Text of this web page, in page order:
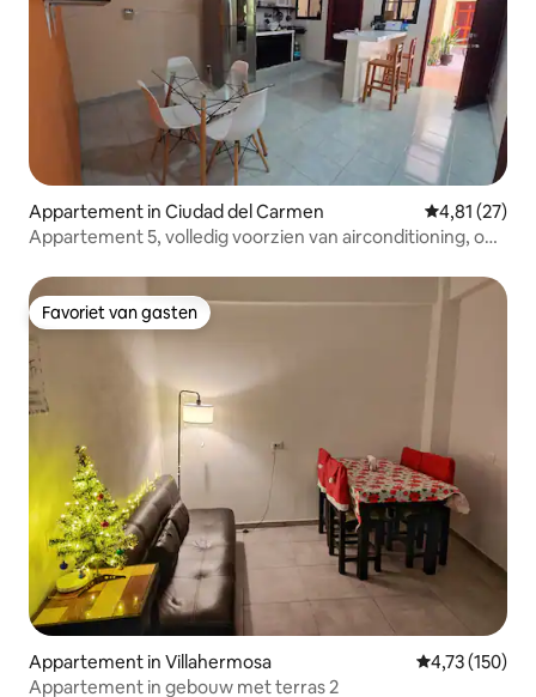
Appartement in Ciudad del Carmen Gemiddelde
4,81 (27)
Appartement 5, volledig voorzien van airconditioning, op
Favoriet van gasten
Favoriet van gasten
Appartement in Villahermosa Gemiddelde
4,73 (150)
Appartement in gebouw met terras 2